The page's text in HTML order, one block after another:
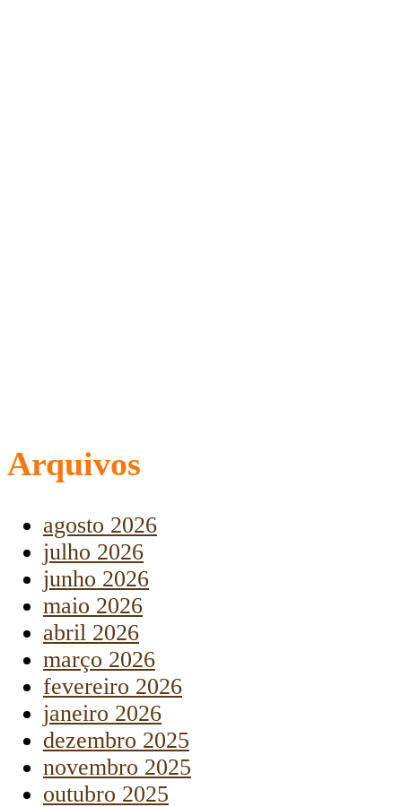
Arquivos
agosto 2026
julho 2026
junho 2026
maio 2026
abril 2026
março 2026
fevereiro 2026
janeiro 2026
dezembro 2025
novembro 2025
outubro 2025